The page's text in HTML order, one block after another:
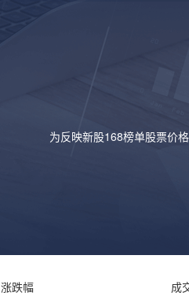
为反映新股168榜单股票价
涨跌幅 成